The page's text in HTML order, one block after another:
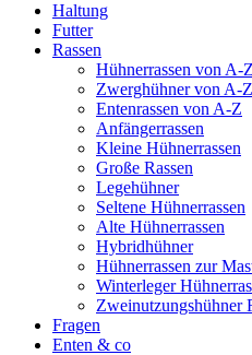
Haltung
Futter
Rassen
Hühnerrassen von A-Z
Zwerghühner von A-Z
Entenrassen von A-Z
Anfängerrassen
Kleine Hühnerrassen
Große Rassen
Legehühner
Seltene Hühnerrassen
Alte Hühnerrassen
Hybridhühner
Hühnerrassen zur
Winterleger
Zweinutzungshühner
Fragen
Enten & co